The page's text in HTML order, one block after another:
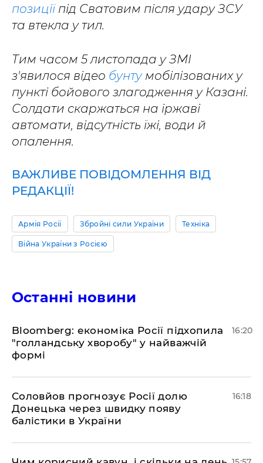
позиції під Сватовим після удару ЗСУ
та втекла у тил.
Тим часом 5 листопада у ЗМІ
з'явилося відео бунтумобілізованих у
пункті бойового злагодження у Казані.
Солдати скаржаться на іржаві
автомати, відсутність їжі, води й
опалення.
ВАЖЛИВЕ ПОВІДОМЛЕННЯ ВІД
РЕДАКЦІЇ!
Армія Росії Збройні сили України Техніка
Війна України з Росією
Останні новини
Bloomberg: економіка Росії підхопила
"голландську хворобу" у найважчій
формі
16:20
Соловйов прогнозує Росії долю
Донецька через швидку появу
балістики в України
16:18